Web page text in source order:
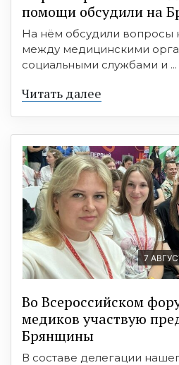
помощи обсудили на
На нём обсудили вопросы
между медицинскими
социальными службами и ...
Читать далее
7
Во Всероссийском
медиков участвую
Брянщины
В составе делегации